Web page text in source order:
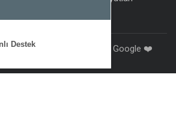
hakları saklıdır. I love you Google ❤️
Destek